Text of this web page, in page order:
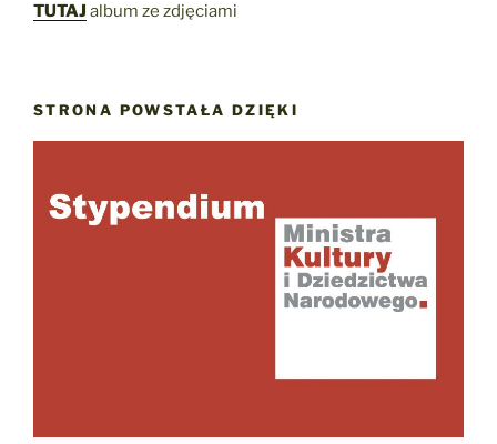
TUTAJ album ze zdjęciami
STRONA POWSTAŁA DZIĘKI